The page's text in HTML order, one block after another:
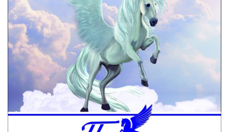
Афиша
Независимая оценка качества
Контакты